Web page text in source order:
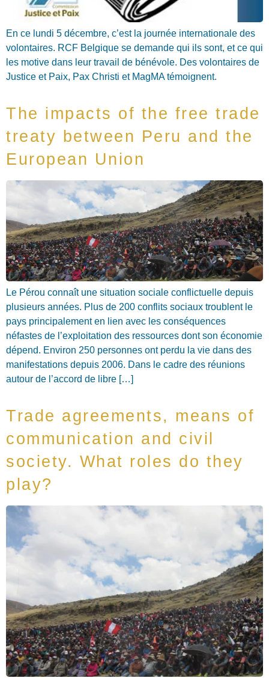
En ce lundi 5 décembre, c’est la journée internationale des
volontaires. RCF Belgique se demande qui ils sont, et ce qui
les motive dans leur travail de bénévole. Des volontaires de
Justice et Paix, Pax Christi et MagMA témoignent.
The impacts of the free trade
treaty between Peru and the
European Union
Le Pérou connaît une situation sociale conflictuelle depuis
plusieurs années. Plus de 200 conflits sociaux troublent le
pays principalement en lien avec les conséquences
néfastes de l’exploitation des ressources dont son économie
dépend. Environ 250 personnes ont perdu la vie dans des
manifestations depuis 2006. Dans le cadre des réunions
autour de l’accord de libre […]
Trade agreements, means of
communication and civil
society. What roles do they
play?